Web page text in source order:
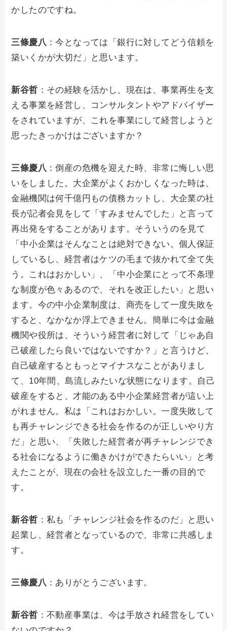
かしたのですね。
三條慶八 ：今となっては「銀行に対してどう信頼を
築いくかが大切だ」と思います。
新谷哲 ：その経験を活かし、現在は、事業再生を支
える事業を経営し、コンサルタントやアドバイザー
をされていますが、これを事業にして経営しようと
思ったきっかけはございますか？
三條慶八 ：倒産の危機を迎えた時、非常に悔しい思
いをしました。大企業がよくおかしくなった時は、
金融機関は何千億円もの債務カットし、大企業の社
長が記者会見をして「すみませんでした」と言って
再出発をすることがあります。そういうのを見て
「中小企業はそんなことは絶対できない。個人保証
しているし、経営者はケツの毛まで抜かれて全て失
う。これはおかしい」、「中小企業にとって不条理
な制度が色々あるので、それを改正したい」と思い
ます。今の中小企業制度は、商売をして一度失敗を
すると、なかなか浮上できません。簡単に今は金融
機関や役所は、そういう経営者に対して「じゃあ自
己破産したら良いではないですか？」と言うけど、
自己破産するともっとマイナスなことがありまし
て、10年間、島流しみたいな状態になります。自己
破産をすると、才能のある中小企業経営者が這い上
がれません。私は「これはおかしい。一度失敗して
も再チャレンジできる社会を作るのが正しいやり方
だ」と思い、「失敗した経営者が再チャレンジでき
る社会になるように働きかけができたらいい」と考
えたことが、現在の会社を設立した一番の目的で
す。
新谷哲 ：私も「チャレンジ社会を作るのだ」と思い
起業し、経営者となっているので、非常に共感しま
す。
三條慶八 ：ありがとうございます。
新谷哲 ：不動産事業は、今は手放され経営をしてい